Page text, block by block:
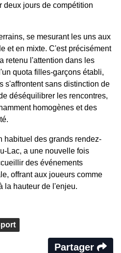
deux jours de compétition
se mesurant les uns aux
et en mixte. C'est précisément
retenu l'attention dans les
quota filles-garçons établi,
s'affrontent sans distinction de
déséquilibrer les rencontres,
homogènes et des
habituel des grands rendez-
Lac, a une nouvelle fois
des événements
offrant aux joueurs comme
la hauteur de l'enjeu.
Partager